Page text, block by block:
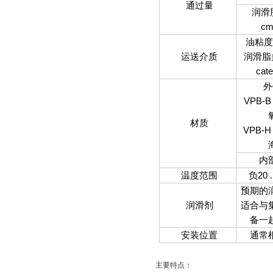
通过量
润滑
运送介质
油粘
润滑
材质
VPB-
VPB-
内
温度范围
负20
润滑剂
预期的
适合与
备一
安装位置
通常
主要特点：